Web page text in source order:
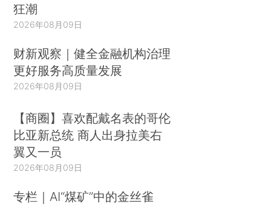
狂潮
2026年08月09日
财新观察｜健全金融机构治理
更好服务高质量发展
2026年08月09日
【商圈】喜欢配戴名表的哥伦
比亚新总统 商人出身拉美右
翼又一员
2026年08月09日
专栏｜AI“煤矿”中的金丝雀